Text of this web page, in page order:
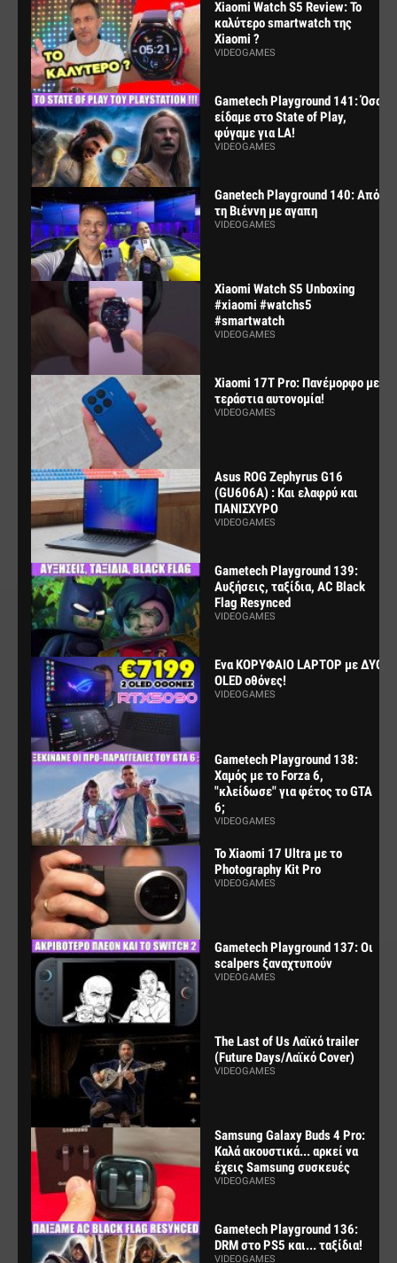
Xiaomi Watch S5 Review: Το
καλύτερο smartwatch της
Xiaomi ?
VIDEOGAMES
Gametech Playground 141: Όσα
είδαμε στο State of Play,
φύγαμε για LA!
VIDEOGAMES
Ganetech Playground 140: Από
τη Βιέννη με αγαπη
VIDEOGAMES
Xiaomi Watch S5 Unboxing
#xiaomi #watchs5
#smartwatch
VIDEOGAMES
Xiaomi 17T Pro: Πανέμορφο με
τεράστια αυτονομία!
VIDEOGAMES
Asus ROG Zephyrus G16
(GU606A) : Και ελαφρύ και
ΠΑΝΙΣΧΥΡΟ
VIDEOGAMES
Gametech Playground 139:
Αυξήσεις, ταξίδια, AC Black
Flag Resynced
VIDEOGAMES
Ενα ΚΟΡΥΦΑΙΟ LAPTOP με ΔΥΟ
OLED οθόνες!
VIDEOGAMES
Gametech Playground 138:
Χαμός με το Forza 6,
"κλείδωσε" για φέτος το GTA
6;
VIDEOGAMES
Το Xiaomi 17 Ultra με το
Photography Kit Pro
VIDEOGAMES
Gametech Playground 137: Οι
scalpers ξαναχτυπούν
VIDEOGAMES
The Last of Us Λαϊκό trailer
(Future Days/Λαϊκό Cover)
VIDEOGAMES
Samsung Galaxy Buds 4 Pro:
Καλά ακουστικά... αρκεί να
έχεις Samsung συσκευές
VIDEOGAMES
Gametech Playground 136:
DRM στο PS5 και... ταξίδια!
VIDEOGAMES